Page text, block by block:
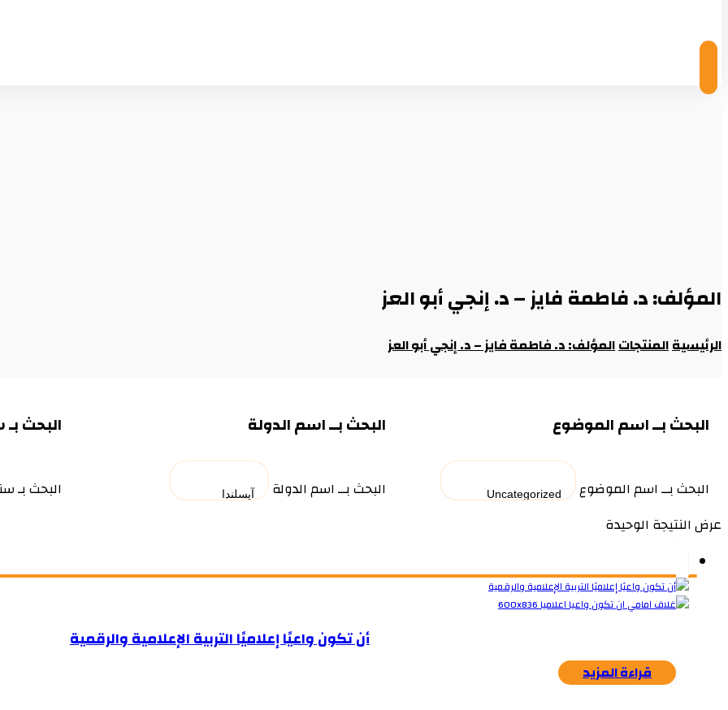
المؤلف: د. فاطمة فايز – د. إنجي أبو العز
الرئيسيةالمنتجاتالمؤلف: د. فاطمة فايز – د. إنجي أبو العز
البحث بــ اسم الموضوع
البحث بــ اسم الموضوع
البحث بــ اسم الدولة
البحث بــ اسم الدولة
البحث
البحث بـ
عرض النتيجة الوحيدة
أن تكون واعيًا إعلاميًا التربية الإعلامية والرقمية
قراءة المزيد